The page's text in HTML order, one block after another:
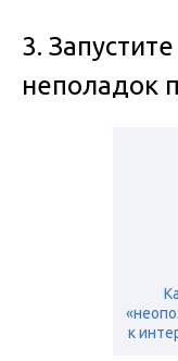
3.
неполадок
к